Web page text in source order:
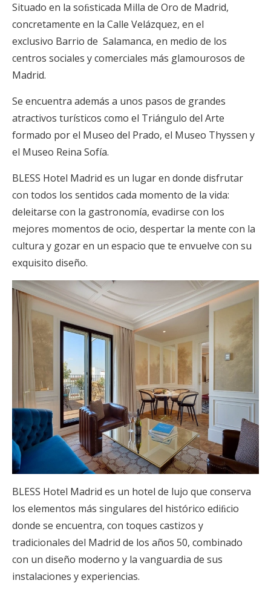
Situado en la soﬁsticada Milla de Oro de Madrid,
concretamente en la Calle Velázquez, en el
exclusivo Barrio de Salamanca, en medio de los
centros sociales y comerciales más glamourosos de
Madrid.
Se encuentra además a unos pasos de grandes
atractivos turísticos como el Triángulo del Arte
formado por el Museo del Prado, el Museo Thyssen y
el Museo Reina Sofía.
BLESS Hotel Madrid es un lugar en donde disfrutar
con todos los sentidos cada momento de la vida:
deleitarse con la gastronomía, evadirse con los
mejores momentos de ocio, despertar la mente con la
cultura y gozar en un espacio que te envuelve con su
exquisito diseño.
BLESS Hotel Madrid es un hotel de lujo que conserva
los elementos más singulares del histórico ediﬁcio
donde se encuentra, con toques castizos y
tradicionales del Madrid de los años 50, combinado
con un diseño moderno y la vanguardia de sus
instalaciones y experiencias.